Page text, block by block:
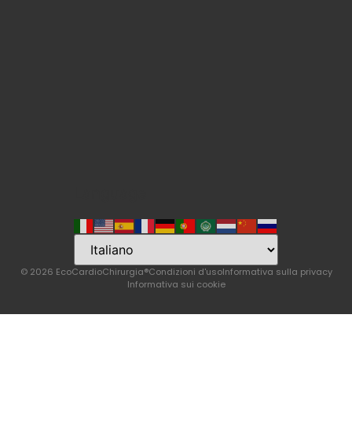
© 2026 EcoCardioChirurgia®Condizioni d'usoInformativa sulla privacy
Informativa sui cookie